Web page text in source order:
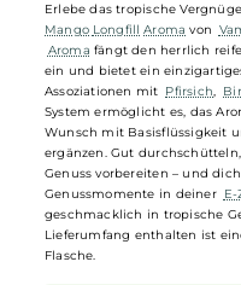
Bar Salts -
Erlebe das tropische
Mango Longfill Aromavon
Aromafängt den herrlich
ein und bietet ein
Assoziationen mit Pfirsich